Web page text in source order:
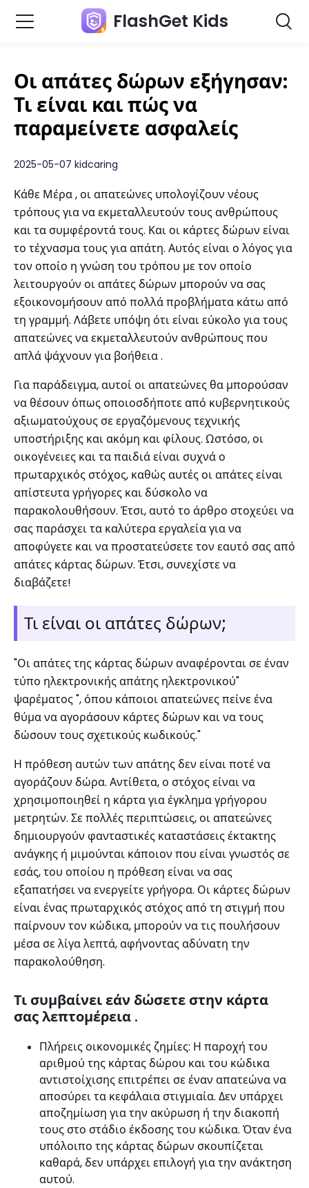
FlashGet Kids
Οι απάτες δώρων εξήγησαν:
Τι είναι και πώς να
παραμείνετε ασφαλείς
2025-05-07 kidcaring
Κάθε Μέρα , οι απατεώνες υπολογίζουν νέους
τρόπους για να εκμεταλλευτούν τους ανθρώπους
και τα συμφέροντά τους. Και οι κάρτες δώρων είναι
το τέχνασμα τους για απάτη. Αυτός είναι ο λόγος για
τον οποίο η γνώση του τρόπου με τον οποίο
λειτουργούν οι απάτες δώρων μπορούν να σας
εξοικονομήσουν από πολλά προβλήματα κάτω από
τη γραμμή. Λάβετε υπόψη ότι είναι εύκολο για τους
απατεώνες να εκμεταλλευτούν ανθρώπους που
απλά ψάχνουν για βοήθεια .
Για παράδειγμα, αυτοί οι απατεώνες θα μπορούσαν
να θέσουν όπως οποιοσδήποτε από κυβερνητικούς
αξιωματούχους σε εργαζόμενους τεχνικής
υποστήριξης και ακόμη και φίλους. Ωστόσο, οι
οικογένειες και τα παιδιά είναι συχνά ο
πρωταρχικός στόχος, καθώς αυτές οι απάτες είναι
απίστευτα γρήγορες και δύσκολο να
παρακολουθήσουν. Έτσι, αυτό το άρθρο στοχεύει να
σας παράσχει τα καλύτερα εργαλεία για να
αποφύγετε και να προστατεύσετε τον εαυτό σας από
απάτες κάρτας δώρων. Έτσι, συνεχίστε να
διαβάζετε!
Τι είναι οι απάτες δώρων;
"Οι απάτες της κάρτας δώρων αναφέρονται σε έναν
τύπο ηλεκτρονικής απάτης ηλεκτρονικού"
ψαρέματος ", όπου κάποιοι απατεώνες πείνε ένα
θύμα να αγοράσουν κάρτες δώρων και να τους
δώσουν τους σχετικούς κωδικούς."
Η πρόθεση αυτών των απάτης δεν είναι ποτέ να
αγοράζουν δώρα. Αντίθετα, ο στόχος είναι να
χρησιμοποιηθεί η κάρτα για έγκλημα γρήγορου
μετρητών. Σε πολλές περιπτώσεις, οι απατεώνες
δημιουργούν φανταστικές καταστάσεις έκτακτης
ανάγκης ή μιμούνται κάποιον που είναι γνωστός σε
εσάς, του οποίου η πρόθεση είναι να σας
εξαπατήσει να ενεργείτε γρήγορα. Οι κάρτες δώρων
είναι ένας πρωταρχικός στόχος από τη στιγμή που
παίρνουν τον κώδικα, μπορούν να τις πουλήσουν
μέσα σε λίγα λεπτά, αφήνοντας αδύνατη την
παρακολούθηση.
Τι συμβαίνει εάν δώσετε στην κάρτα
σας λεπτομέρεια .
Πλήρεις οικονομικές ζημίες: Η παροχή του
αριθμού της κάρτας δώρου και του κώδικα
αντιστοίχισης επιτρέπει σε έναν απατεώνα να
αποσύρει τα κεφάλαια στιγμιαία. Δεν υπάρχει
αποζημίωση για την ακύρωση ή την διακοπή
τους στο στάδιο έκδοσης του κώδικα. Όταν ένα
υπόλοιπο της κάρτας δώρων σκουπίζεται
καθαρά, δεν υπάρχει επιλογή για την ανάκτηση
αυτού.